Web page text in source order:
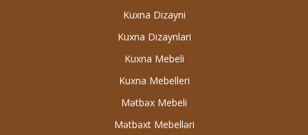
Kuxna Dizayni
Kuxna Dizaynlari
Kuxna Mebeli
Kuxna Mebelleri
Mətbəx Mebeli
Mətbəxt Mebelləri